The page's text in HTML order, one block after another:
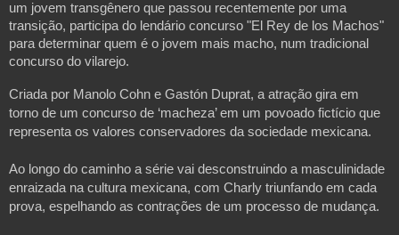
um jovem transgênero que passou recentemente por uma
transição, participa do lendário concurso "El Rey de los Machos"
para determinar quem é o jovem mais macho, num tradicional
concurso do vilarejo.
Criada por Manolo Cohn e Gastón Duprat, a atração gira em
torno de um concurso de ‘macheza’ em um povoado fictício que
representa os valores conservadores da sociedade mexicana.
Ao longo do caminho a série vai desconstruindo a masculinidade
enraizada na cultura mexicana, com Charly triunfando em cada
prova, espelhando as contrações de um processo de mudança.